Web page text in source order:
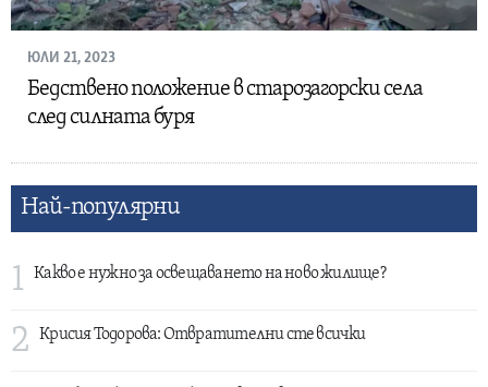
ЮЛИ 21, 2023
Бедствено положение в старозагорски села
след силната буря
Най-популярни
1 Какво е нужно за освещаването на ново жилище?
2 Крисия Тодорова: Отвратителни сте всички